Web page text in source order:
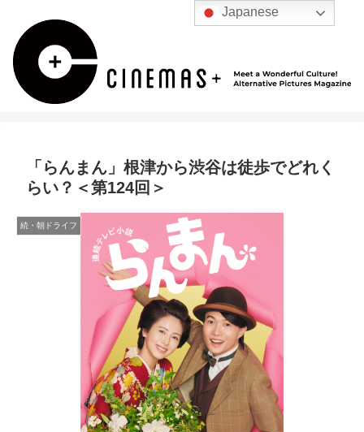
「らんまん」根津から渋谷は徒歩でどれく
らい？＜第124回＞
続・朝ドライフ
Japanese